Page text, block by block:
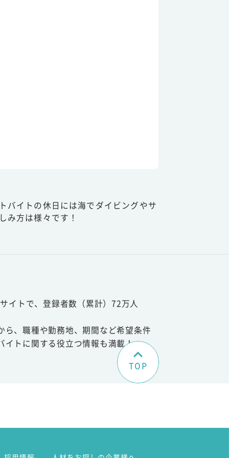
バイトの休日には海でダイビングやサ
み方は様々です！
イトで、登録者数（累計）72万人
、職種や勤務地、期間など希望条件
イトに関する役立つ情報も満載！
TOP